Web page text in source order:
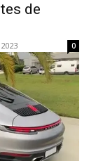
de
0